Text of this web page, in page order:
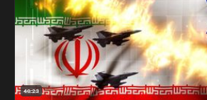
46:23